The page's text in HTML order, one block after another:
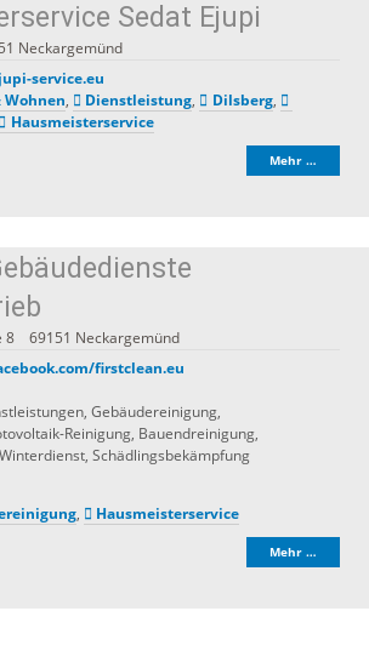
Sedat Ejupi
Neckargemünd
service.eu
Wohnen, Dienstleistung, Dilsberg,
Hausmeisterservice
Mehr …
8 69151 Neckargemünd
firstclean.eu
Gebäudereinigung,
Reinigung, Bauendreinigung,
Schädlingsbekämpfung
, Hausmeisterservice
Mehr …